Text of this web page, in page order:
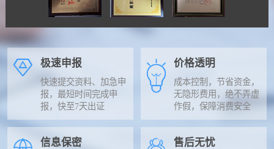
极速申报
快速提交资料、加急申
报，最短时间完成申
报，快至7天出证
价格透明
成本控制，节省资金，
无隐形费用，绝不弄虚
作假，保障消费安全
信息保密 售后无忧